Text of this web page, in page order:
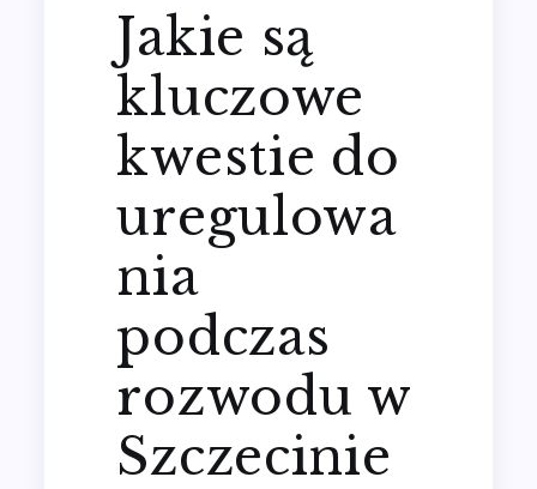
Jakie są
kluczowe
kwestie do
uregulowa
nia
podczas
rozwodu w
Szczecinie